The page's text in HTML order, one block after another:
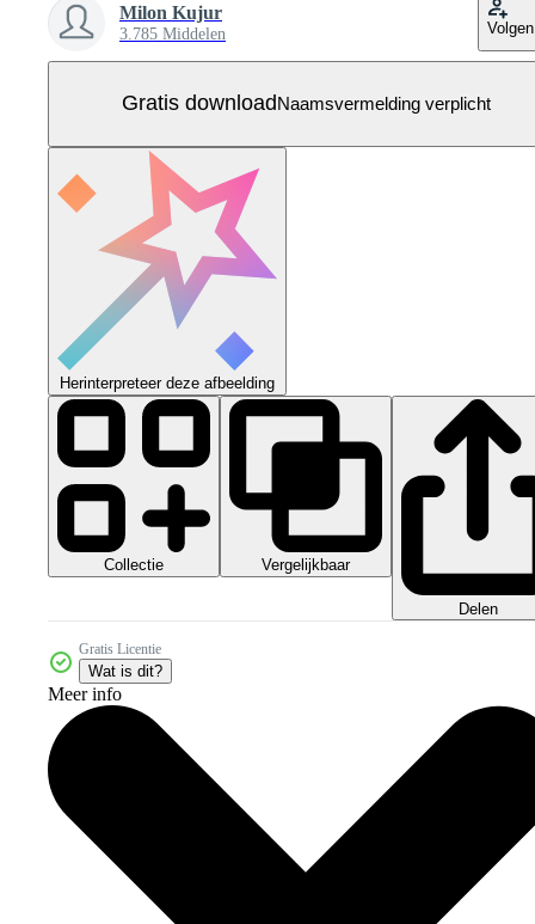
Milon Kujur
3.785 Middelen Volgen
Gratis downloadNaamsvermelding verplicht
Herinterpreteer deze afbeelding
Collectie Vergelijkbaar
Delen
Gratis Licentie
Wat is dit?
Meer info